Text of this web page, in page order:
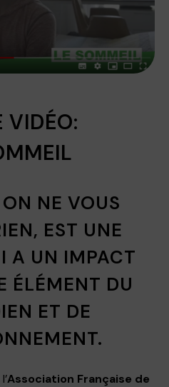
VIDÉO:
NE VOUS
EST UNE
A UN IMPACT
ÉLÉMENT DU
ET DE
Association Française de